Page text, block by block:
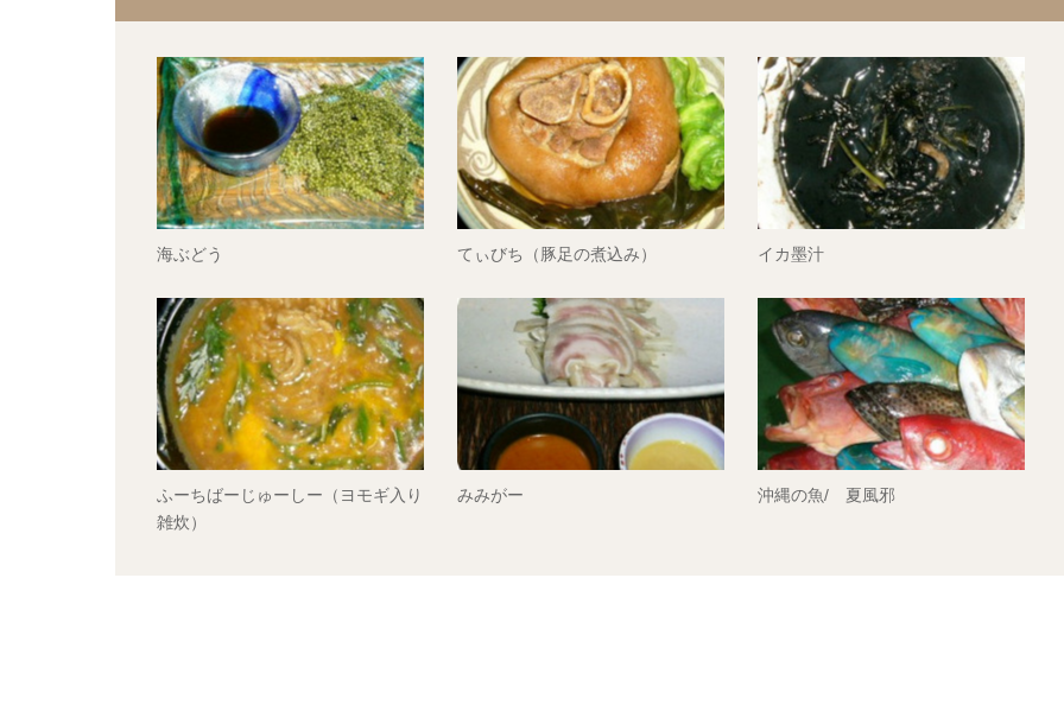
海ぶどう てぃびち（豚足の煮込み） イカ墨汁
ふーちばーじゅーしー（ヨモギ入り
雑炊）
みみがー 沖縄の魚/ 夏風邪